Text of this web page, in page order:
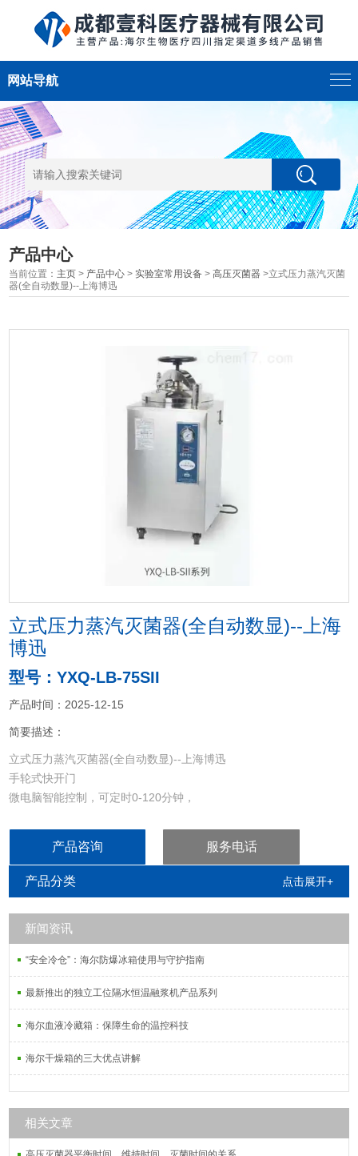
网站导航
产品中心
当前位置： 主页 > 产品中心 >实验室常用设备 >高压灭菌器 >立式压力蒸汽灭菌
器(全自动数显)--上海博迅
立式压力蒸汽灭菌器(全自动数显)--上海
博迅
型号：YXQ-LB-75SII
产品时间：2025-12-15
简要描述：
立式压力蒸汽灭菌器(全自动数显)--上海博迅
手轮式快开门
微电脑智能控制，可定时0-120分钟，
产品咨询 服务电话
产品分类 点击展开+
新闻资讯
“安全冷仓”：海尔防爆冰箱使用与守护指南
最新推出的独立工位隔水恒温融浆机产品系列
海尔血液冷藏箱：保障生命的温控科技
海尔干燥箱的三大优点讲解
相关文章